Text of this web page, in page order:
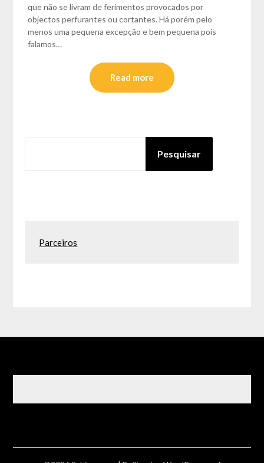
que não se livram de ferimentos provocados por
objectos perfurantes ou cortantes. Há porém pelo
menos uma pequena excepção e bem pequena pois
falamos…
Read more
Pesquisar
Parceiros